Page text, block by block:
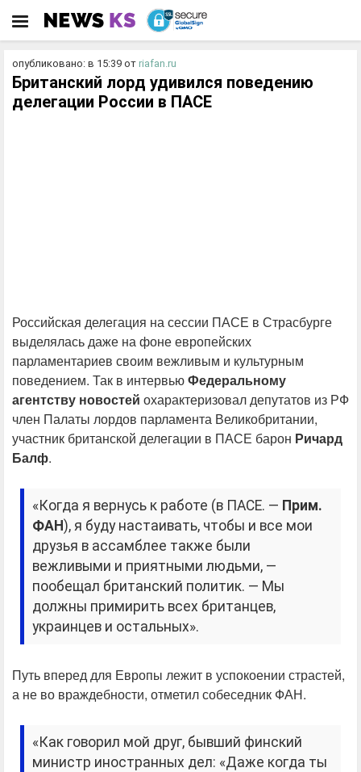
опубликовано: в 15:39 от riafan.ru
Британский лорд удивился поведению
делегации России в ПАСЕ
Российская делегация на сессии ПАСЕ в Страсбурге
выделялась даже на фоне европейских
парламентариев своим вежливым и культурным
поведением. Так в интервьюФедеральному
агентству новостей охарактеризовал депутатов из РФ
член Палаты лордов парламента Великобритании,
участник британской делегации в ПАСЕ барон Ричард
Балф.
«Когда я вернусь к работе (в ПАСЕ. — Прим.
ФАН ), я буду настаивать, чтобы и все мои
друзья в ассамблее также были
вежливыми и приятными людьми, —
пообещал британский политик. — Мы
должны примирить всех британцев,
украинцев и остальных».
Путь вперед для Европы лежит в успокоении страстей,
а не во враждебности, отметил собеседник ФАН.
«Как говорил мой друг, бывший финский
министр иностранных дел: «Даже когда ты